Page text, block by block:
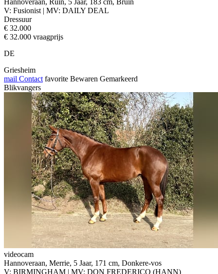
V: Fusionist | MV: DAILY DEAL
Dressuur
€ 32.000
€ 32.000 vraagprijs
DE
Griesheim
mail Contact favorite Bewaren Gemarkeerd
Blikvangers
videocam
Hannoveraan, Merrie, 5 Jaar, 171 cm, Donkere-vos
V: BIRMINGHAM | MV: DON FREDERICO (HANN)